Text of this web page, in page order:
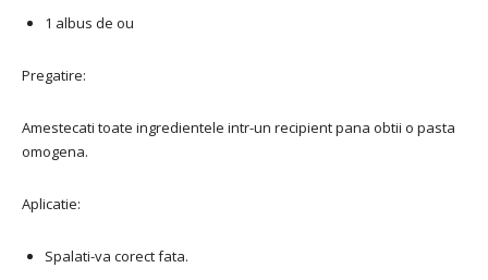
1 albus de ou
Pregatire:
Amestecati toate ingredientele intr-un recipient pana obtii o pasta
omogena.
Aplicatie:
Spalati-va corect fata.